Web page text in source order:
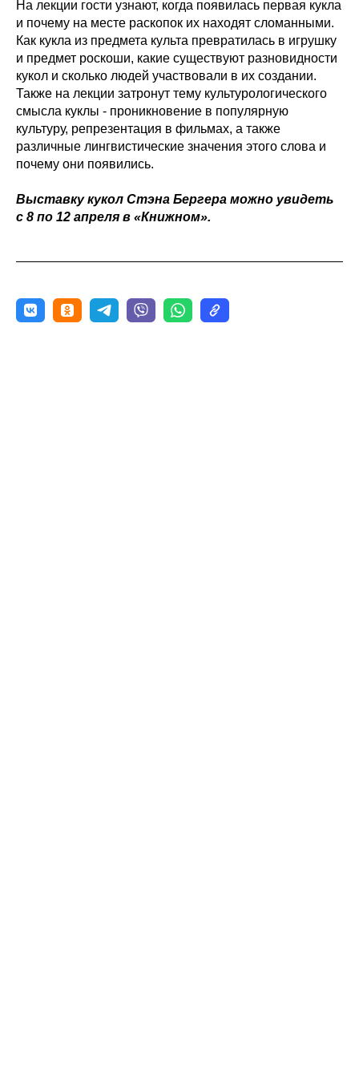
На лекции гости узнают, когда появилась первая кукла
и почему на месте раскопок их находят сломанными.
Как кукла из предмета культа превратилась в игрушку
и предмет роскоши, какие существуют разновидности
кукол и сколько людей участвовали в их создании.
Также на лекции затронут тему культурологического
смысла куклы - проникновение в популярную
культуру, репрезентация в фильмах, а также
различные лингвистические значения этого слова и
почему они появились.
Выставку кукол Стэна Бергера можно увидеть
с 8 по 12 апреля в «Книжном».